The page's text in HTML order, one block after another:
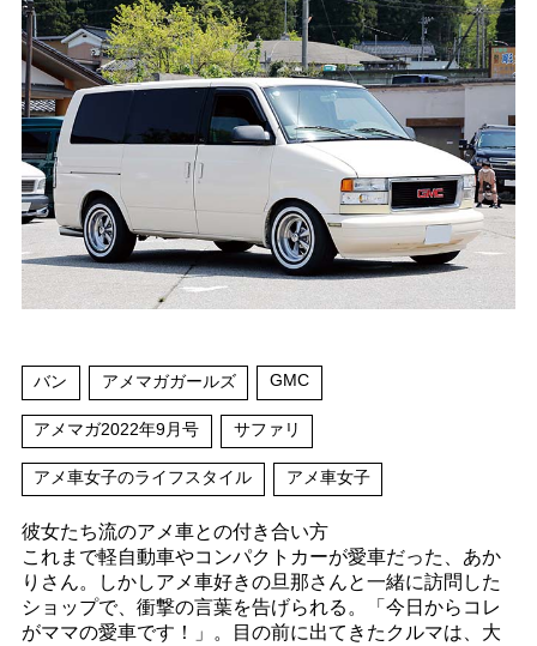
バン アメマガガールズ GMC
アメマガ2022年9月号 サファリ
アメ車女子のライフスタイル アメ車女子
彼女たち流のアメ車との付き合い方
これまで軽自動車やコンパクトカーが愛車だった、あか
りさん。しかしアメ車好きの旦那さんと一緒に訪問した
ショップで、衝撃の言葉を告げられる。「今日からコレ
がママの愛車です！」。目の前に出てきたクルマは、大